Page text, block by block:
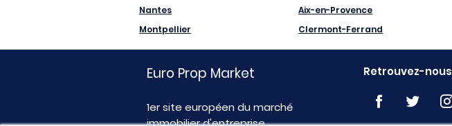
Nantes
Montpellier
Aix-en-Provence
Clermont-Ferrand
Euro Prop Market
1er site européen du marché
Retrouvez-nous